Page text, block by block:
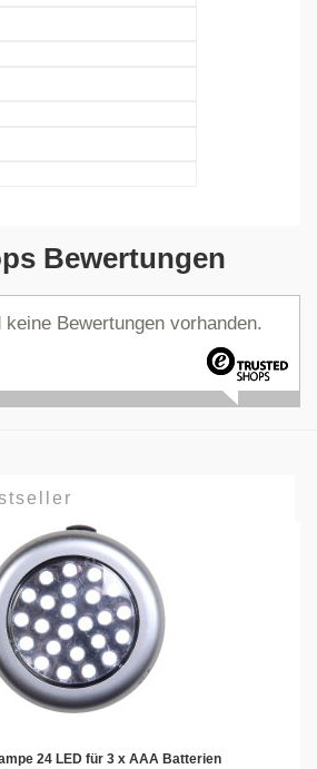
Bewertungen
keine Bewertungen vorhanden.
24 LED für 3 x AAA Batterien